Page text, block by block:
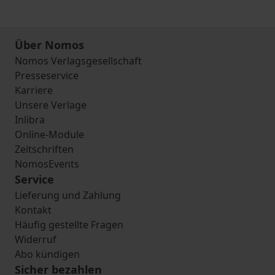
Über Nomos
Nomos Verlagsgesellschaft
Presseservice
Karriere
Unsere Verlage
Inlibra
Online-Module
Zeitschriften
NomosEvents
Service
Lieferung und Zahlung
Kontakt
Häufig gestellte Fragen
Widerruf
Abo kündigen
Sicher bezahlen